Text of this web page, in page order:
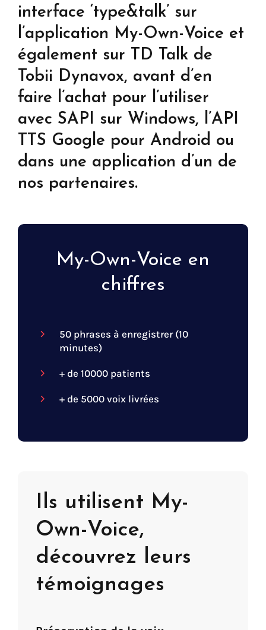
interface ‘type&talk’ sur
l’application My-Own-Voice et
également sur TD Talk de
Tobii Dynavox, avant d’en
faire l’achat pour l’utiliser
avec SAPI sur Windows, l’API
TTS Google pour Android ou
dans une application d’un de
nos partenaires.
My-Own-Voice en
chiffres
50 phrases à enregistrer (10
minutes)
+ de 10000 patients
+ de 5000 voix livrées
Ils utilisent My-
Own-Voice,
découvrez leurs
témoignages